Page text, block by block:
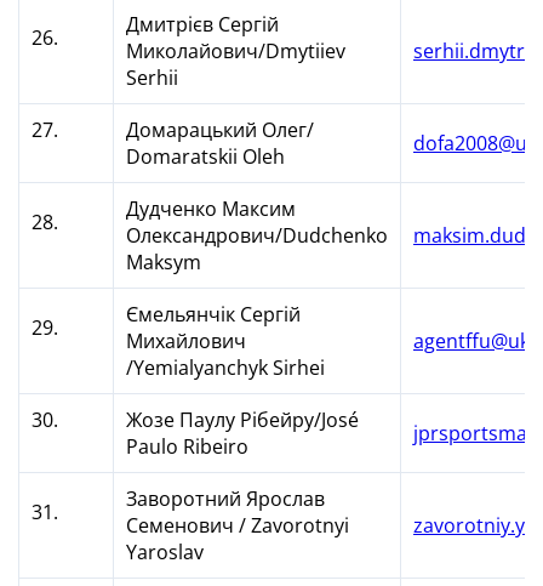
26.
Дмитрієв Сергій
Миколайович/Dmytiiev
Serhii
27.
Домарацький Олег/
Domaratskii Oleh
28.
Дудченко Максим
Олександрович/Dudchenko
Maksym
29.
Ємельянчік Сергій
Михайлович
/Yemialyanchyk Sirhei
30.
Жозе Паулу Рібейру/José
Paulo Ribeiro
31.
Заворотний Ярослав
Семенович / Zavorotnyi
Yaroslav